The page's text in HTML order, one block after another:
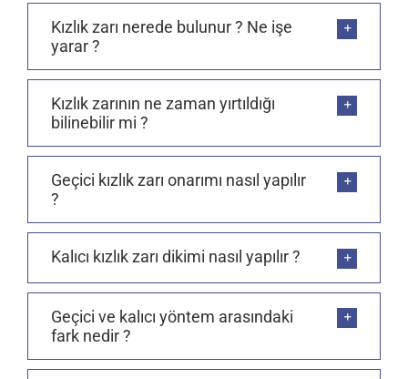
Kızlık zarı nerede bulunur ? Ne işe
yarar ?
Kızlık zarının ne zaman yırtıldığı
bilinebilir mi ?
Geçici kızlık zarı onarımı nasıl yapılır
?
Kalıcı kızlık zarı dikimi nasıl yapılır ?
Geçici ve kalıcı yöntem arasındaki
fark nedir ?